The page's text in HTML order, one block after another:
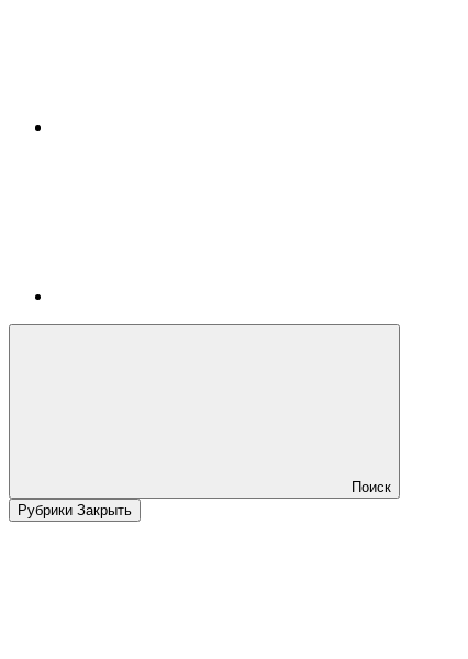
Поиск
Рубрики Закрыть